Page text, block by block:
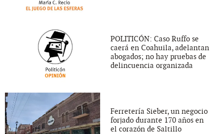
POLITICÓN: Caso Ruffo se
caerá en Coahuila, adelantan
abogados; no hay pruebas de
delincuencia organizada
Ferretería Sieber, un negocio
forjado durante 170 años en
el corazón de Saltillo